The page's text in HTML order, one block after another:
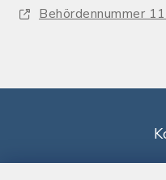
Behördennummer